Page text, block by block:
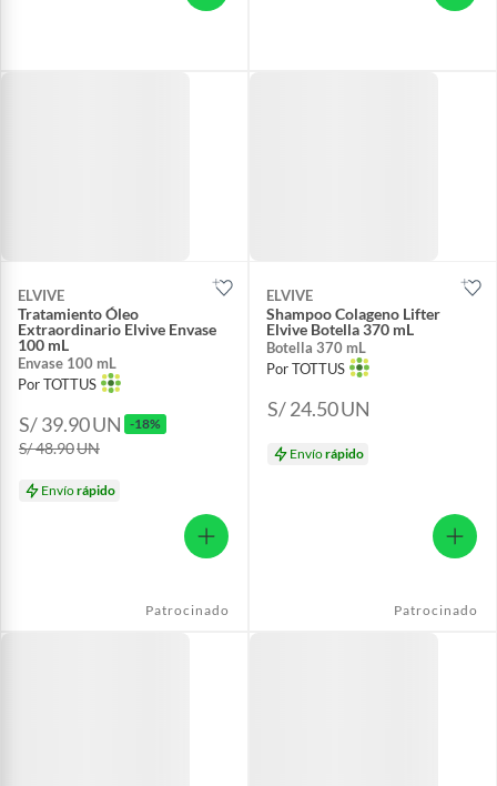
ELVIVE
Tratamiento Óleo
Extraordinario Elvive Envase
100 mL
Envase 100 mL
Por TOTTUS
S/ 39.90UN -18%
S/ 48.90UN
Envíorápido
Patrocinado
ELVIVE
Shampoo Colageno Lifter
Elvive Botella 370 mL
Botella 370 mL
Por TOTTUS
S/ 24.50UN
Envíorápido
Patrocinado